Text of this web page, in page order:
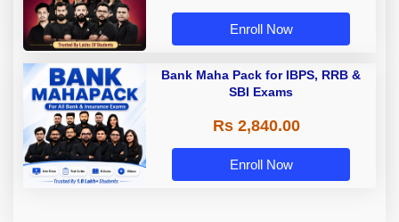
Enroll Now
Bank Maha Pack for IBPS, RRB &
SBI Exams
Rs 2,840.00
Enroll Now